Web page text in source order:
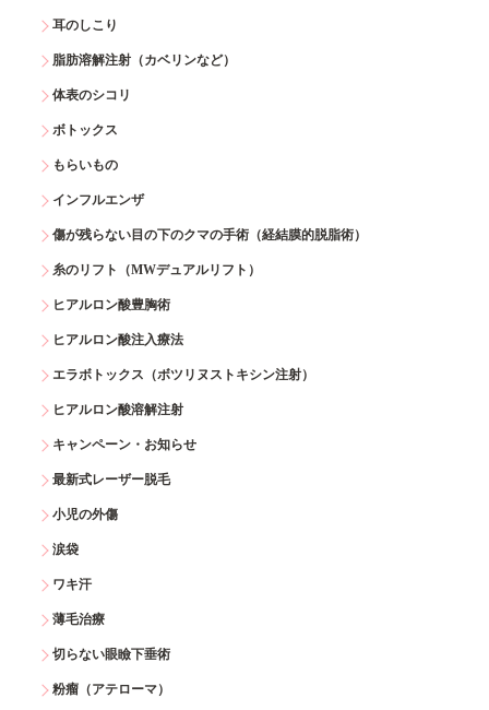
耳のしこり
脂肪溶解注射（カベリンなど）
体表のシコリ
ボトックス
もらいもの
インフルエンザ
傷が残らない目の下のクマの手術（経結膜的脱脂術）
糸のリフト（MWデュアルリフト）
ヒアルロン酸豊胸術
ヒアルロン酸注入療法
エラボトックス（ボツリヌストキシン注射）
ヒアルロン酸溶解注射
キャンペーン・お知らせ
最新式レーザー脱毛
小児の外傷
涙袋
ワキ汗
薄毛治療
切らない眼瞼下垂術
粉瘤（アテローマ）